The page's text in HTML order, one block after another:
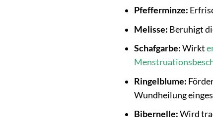
Pfefferminze:
Melisse: Beruhigt
Schafgarbe:Wirkt
Ringelblume:
Wundheilung
Bibernelle:Wird